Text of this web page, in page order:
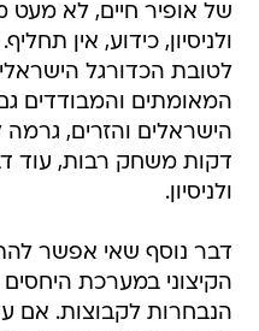
של אופיר חיים, לא
ולניסיון, כידוע, אין
לטובת הכדורגל
המאומתים והמבודדים
הישראלים והזרים, גרמה
דקות משחק רבות, עוד
ולניסיון.
דבר נוסף שאי אפשר
הקיצוני במערכת
הנבחרות לקבוצות. אם